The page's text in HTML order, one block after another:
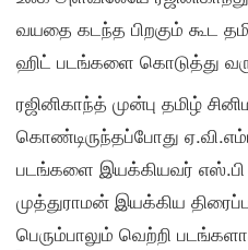
வயதை கடந்த பிறகும் கூட
ஹிட் படங்களை கொடுத்து
ரஜினிகாந்த் முன்பு தமிழ்
கொண்டிருந்தப்போது
படங்களை இயக்கியவர் எஸ்.பி
முத்துராமன் இயக்கிய
பெரும்பாலும் வெற்றி